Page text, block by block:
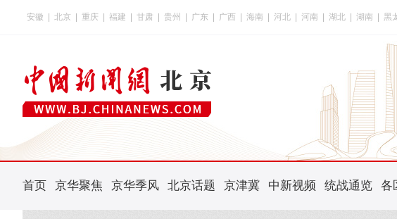
安徽 北京 重庆 福建 甘肃 贵州 广东 广西 海南 河北 河南 湖北 湖南 黑
首页 京华聚焦 京华季风 北京话题 京津冀 中新视频 统战通览 各